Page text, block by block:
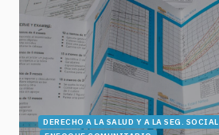
DERECHO A LA SALUD Y A LA SEG. SOCIAL